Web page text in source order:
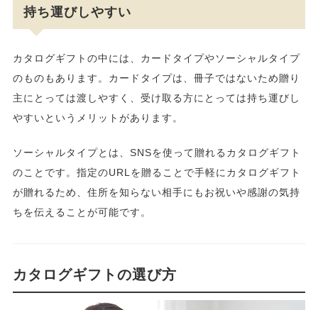
持ち運びしやすい
カタログギフトの中には、カードタイプやソーシャルタイプ
のものもあります。カードタイプは、冊子ではないため贈り
主にとっては渡しやすく、受け取る方にとっては持ち運びし
やすいというメリットがあります。
ソーシャルタイプとは、SNSを使って贈れるカタログギフト
のことです。指定のURLを贈ることで手軽にカタログギフト
が贈れるため、住所を知らない相手にもお祝いや感謝の気持
ちを伝えることが可能です。
カタログギフトの選び方